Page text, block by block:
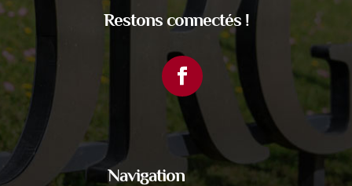
Restons connectés !
Facebook
Navigation